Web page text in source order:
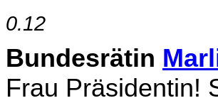
0.12
Bundesrätin
Frau Präsidentin!